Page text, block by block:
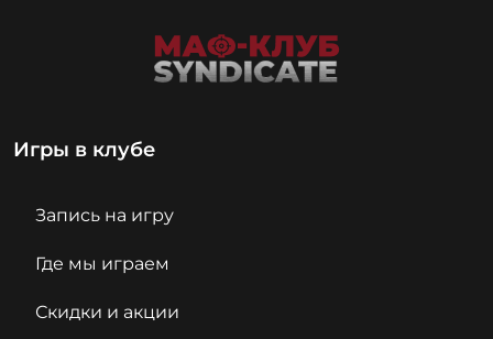
Игры в клубе
Запись на игру
Где мы играем
Скидки и акции